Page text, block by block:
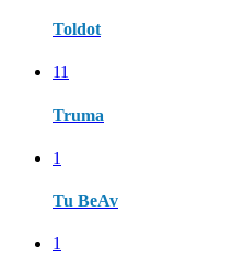
Toldot
11
Truma
1
Tu BeAv
1